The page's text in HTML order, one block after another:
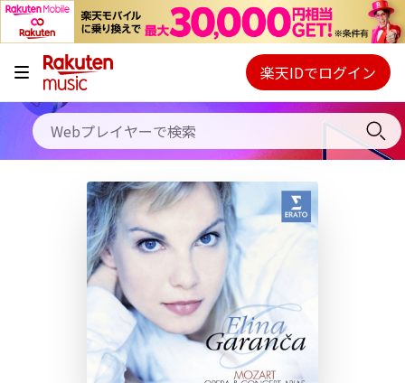
キャンペーン
料金プラン
使い方
初回30日間無料お試し
Webプレイヤー
ご契約内容の確認・変更
楽天IDでログイン